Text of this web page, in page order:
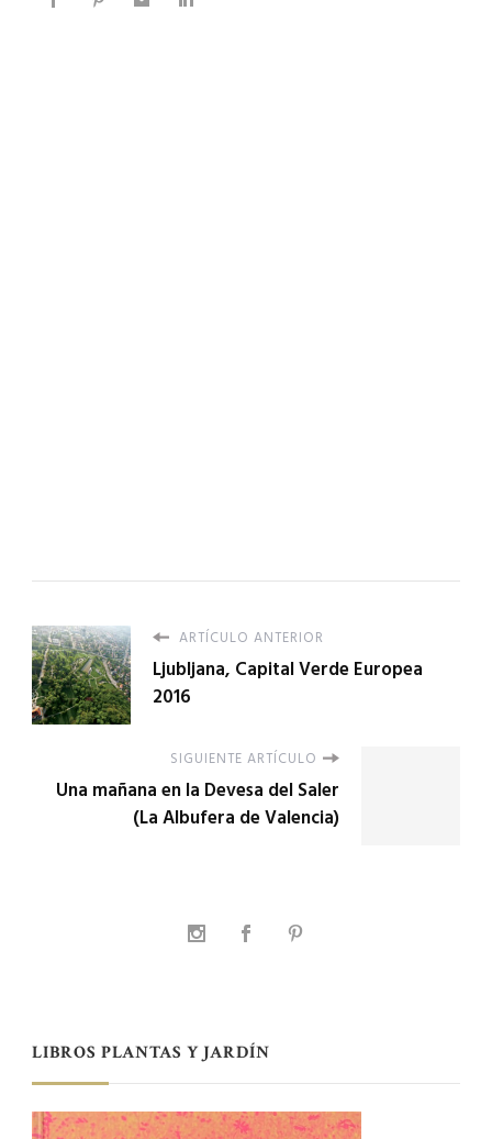
ARTÍCULO ANTERIOR
Ljubljana, Capital Verde Europea
2016
SIGUIENTE ARTÍCULO
Una mañana en la Devesa del Saler
(La Albufera de Valencia)
LIBROS PLANTAS Y JARDÍN